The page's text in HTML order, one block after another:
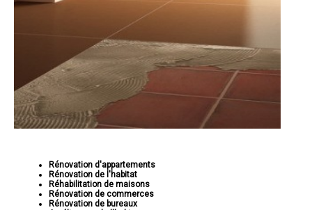
Rénovation d'appartements
Rénovation de l'habitat
Réhabilitation de maisons
Rénovation de commerces
Rénovation de bureaux